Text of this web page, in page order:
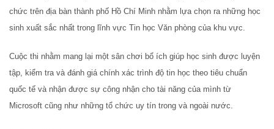
chức trên địa bàn thành phố Hồ Chí Minh nhằm lựa chọn ra những học
sinh xuất sắc nhất trong lĩnh vực Tin học Văn phòng của khu vực.
Cuộc thi nhằm mang lại một sân chơi bổ ích giúp học sinh được luyện
tập, kiểm tra và đánh giá chính xác trình độ tin học theo tiêu chuẩn
quốc tế và nhận được sự công nhận cho tài năng của mình từ
Microsoft cũng như những tổ chức uy tín trong và ngoài nước.